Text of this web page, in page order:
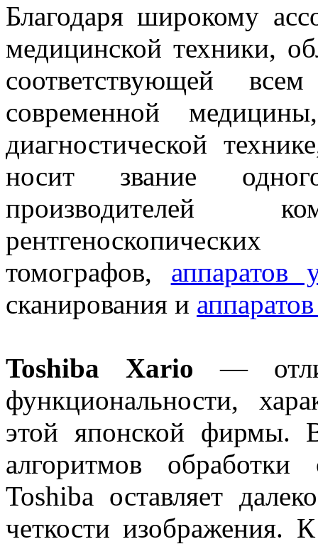
Благодаря широкому
медицинской техники,
соответствующей
современной
диагностической
носит звание
производителей
томографов, аппаратов
сканирования и
Toshiba Xario —
функциональности,
этой японской фирмы.
алгоритмов
Toshiba оставляет
четкости изображения.